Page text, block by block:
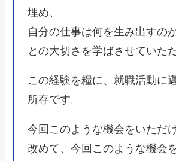
埋め、
自分の仕事は何を生み出すの
との大切さを学ばさせていた
この経験を糧に、就職活動に
所存です。
今回このような機会をいただ
改めて、今回このような機会